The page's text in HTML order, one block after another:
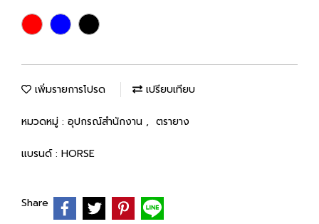
เพิ่มรายการโปรด เปรียบเทียบ
หมวดหมู่ : อุปกรณ์สำนักงาน , ตรายาง
แบรนด์ : HORSE
Share